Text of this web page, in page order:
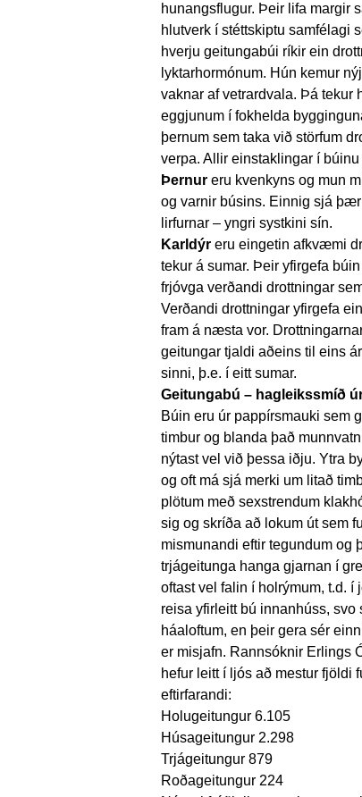
hunangsflugur. Þeir lifa margir
hlutverk í stéttskiptu samfélagi
hverju geitungabúi ríkir ein
lyktarhormónum. Hún kemur
vaknar af vetrardvala. Þá tekur
eggjunum í fokhelda
þernum sem taka við störfum
verpa. Allir einstaklingar í
Þernureru kvenkyns og mun
og varnir búsins. Einnig sjá
lirfurnar – yngri systkini sín.
Karldýreru eingetin afkvæmi
tekur á sumar. Þeir yfirgefa
frjóvga verðandi drottningar
Verðandi drottningar yfirgefa
fram á næsta vor.
geitungar tjaldi aðeins til eins
sinni, þ.e. í eitt sumar.
Geitungabú – hagleikssmíð
Búin eru úr pappírsmauki sem
timbur og blanda það
nýtast vel við þessa iðju. Ytra
og oft má sjá merki um litað
plötum með sexstrendum
sig og skríða að lokum út sem
mismunandi eftir tegundum og
trjágeitunga hanga gjarnan í
oftast vel falin í holrýmum, t.d.
reisa yfirleitt bú innanhúss,
háaloftum, en þeir gera sér
er misjafn. Rannsóknir Erlings
hefur leitt í ljós að mestur fjöldi
eftirfarandi:
Holugeitungur 6.105
Húsageitungur 2.298
Trjágeitungur 879
Roðageitungur 224